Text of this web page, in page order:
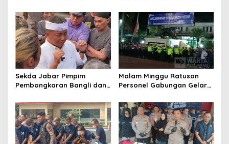
Terbatas
Ribu Butir OKT
Sekda Jabar Pimpim
Pembongkaran Bangli dan
Kiaracondong
Malam Minggu Ratusan
Personel Gabungan Gelar
Besar Kabupaten Bandung